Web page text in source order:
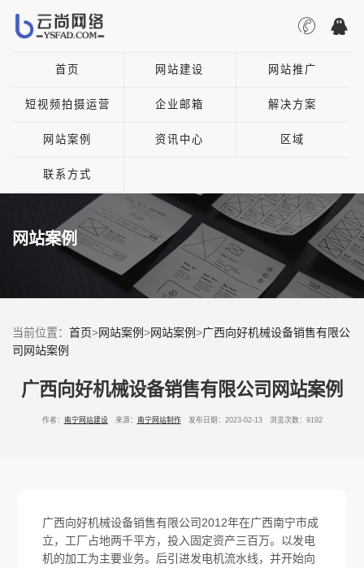
首页 网站建设 网站推广
短视频拍摄运营 企业邮箱 解决方案
网站案例 资讯中心 区域
联系方式
网站案例
当前位置： 首页>网站案例>网站案例>广西向好机械设备销售有限公
司网站案例
广西向好机械设备销售有限公司网站案例
作者： 南宁网站建设来源： 南宁网站制作发布日期：2023-02-13 浏览次数：9192
广西向好机械设备销售有限公司2012年在广西南宁市成
立，工厂占地两千平方，投入固定资产三百万。以发电
机的加工为主要业务。后引进发电机流水线，并开始向